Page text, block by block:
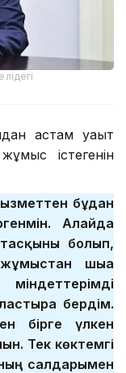
астам уақыт
істегенін
бұдан
Алайда
болып,
шыға
бердім.
бірге үлкен
Тек көктемгі
салдарымен